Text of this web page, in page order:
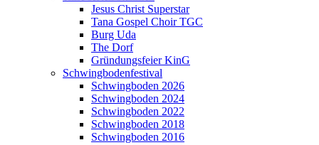
Jesus Christ Superstar
Tana Gospel Choir TGC
Burg Uda
The Dorf
Gründungsfeier KinG
Schwingbodenfestival
Schwingboden 2026
Schwingboden 2024
Schwingboden 2022
Schwingboden 2018
Schwingboden 2016